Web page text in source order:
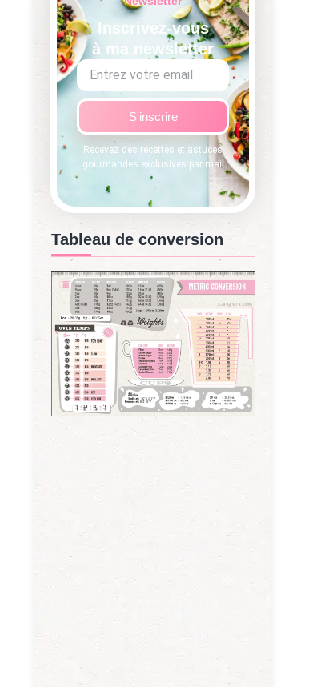
Inscrivez-vous
à ma newsletter
S'inscrire
Recevez des recettes et astuces
gourmandes exclusives par mail
Tableau de conversion